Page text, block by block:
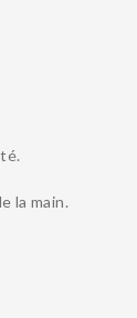
la main.